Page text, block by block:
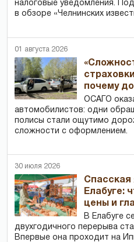
налоговые уведомления.
в обзоре «Челнинских
01 августа 2026
почему
ОСАГО
автомобилистов: одни
полисы стали ощутимо
сложности с оформлением.
30 июля 2026
Спасская
Елабуге:
цены и
В Елабуге
двухгодичного перерыва
Впервые она проходит на